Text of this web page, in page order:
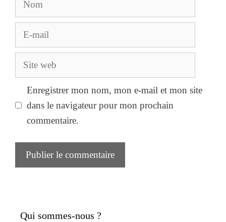
E-
Site
Enregistrer mon nom, mon e-mail et mon site
dans le navigateur pour mon prochain
commentaire.
Qui sommes-nous ?